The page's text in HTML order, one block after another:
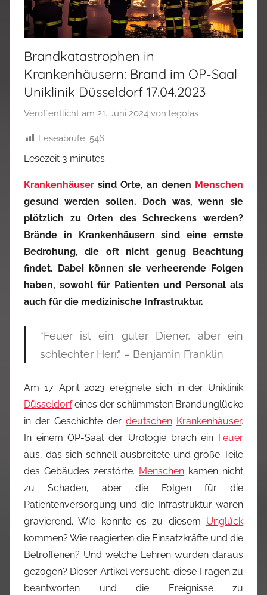
Brandkatastrophen in
Krankenhäusern: Brand im OP-Saal
Uniklinik Düsseldorf 17.04.2023
Veröffentlicht am 21. Juni 2024 von legolas
Leseabrufe: 546
Lesezeit 3 minutes
Krankenhäuser sind Orte, an denen Menschen
gesund werden sollen. Doch was, wenn sie
plötzlich zu Orten des Schreckens werden?
Brände in Krankenhäusern sind eine ernste
Bedrohung, die oft nicht genug Beachtung
findet. Dabei können sie verheerende Folgen
haben, sowohl für Patienten und Personal als
auch für die medizinische Infrastruktur.
“Feuer ist ein guter Diener, aber ein
schlechter Herr.” – Benjamin Franklin
Am 17. April 2023 ereignete sich in der Uniklinik
Düsseldorfeines der schlimmsten Brandunglücke
in der Geschichte der deutschen Krankenhäuser.
In einem OP-Saal der Urologie brach ein Feuer
aus, das sich schnell ausbreitete und große Teile
des Gebäudes zerstörte. Menschen kamen nicht
zu Schaden, aber die Folgen für die
Patientenversorgung und die Infrastruktur waren
gravierend. Wie konnte es zu diesem Unglück
kommen? Wie reagierten die Einsatzkräfte und die
Betroffenen? Und welche Lehren wurden daraus
gezogen? Dieser Artikel versucht, diese Fragen zu
beantworten und die Ereignisse zu